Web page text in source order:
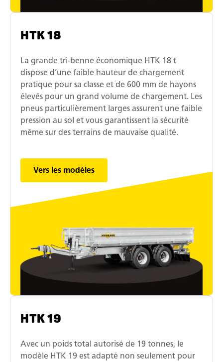
HTK 18
La grande tri-benne économique HTK 18 t
dispose d’une faible hauteur de chargement
pratique pour sa classe et de 600 mm de hayons
élevés pour un grand volume de chargement. Les
pneus particulièrement larges assurent une faible
pression au sol et vous garantissent la sécurité
même sur des terrains de mauvaise qualité.
Vers les modèles
HTK 19
Avec un poids total autorisé de 19 tonnes, le
modèle HTK 19 est adapté non seulement pour